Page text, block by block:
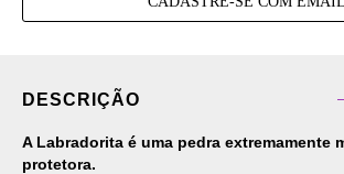
DESCRIÇÃO
A Labradorita é uma pedra extremamente
protetora.